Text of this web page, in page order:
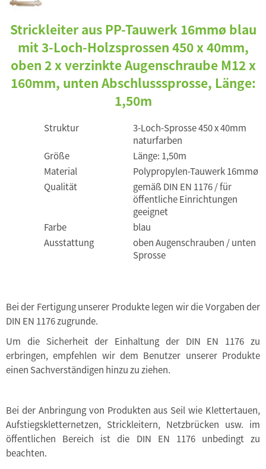
Strickleiter aus PP-Tauwerk 16mmø blau
mit 3-Loch-Holzsprossen 450 x 40mm,
oben 2 x verzinkte Augenschraube M12 x
160mm, unten Abschlusssprosse, Länge:
1,50m
Struktur
3-Loch-Sprosse 450 x 40mm
naturfarben
Größe
Länge: 1,50m
Material
Polypropylen-Tauwerk 16mmø
Qualität
gemäß DIN EN 1176 / für
öffentliche Einrichtungen
geeignet
Farbe
blau
Ausstattung
oben Augenschrauben / unten
Sprosse
Bei der Fertigung unserer Produkte legen wir die Vorgaben der
DIN EN 1176 zugrunde.
Um die Sicherheit der Einhaltung der DIN EN 1176 zu
erbringen, empfehlen wir dem Benutzer unserer Produkte
einen Sachverständigen hinzu zu ziehen.
Bei der Anbringung von Produkten aus Seil wie Klettertauen,
Aufstiegskletternetzen, Strickleitern, Netzbrücken usw. im
öffentlichen Bereich ist die DIN EN 1176 unbedingt zu
beachten.